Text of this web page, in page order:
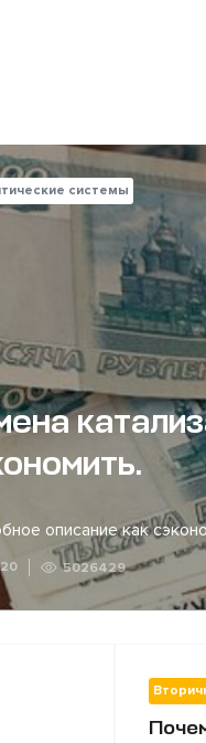
системы
описание как
5026429